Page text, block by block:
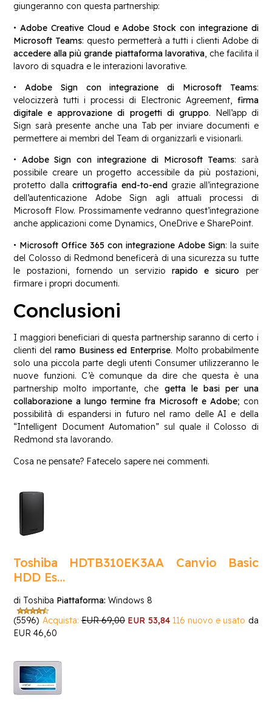
giungeranno con questa partnership:
•Adobe Creative Cloud e Adobe Stock con integrazione di
Microsoft Teams: questo permetterà a tutti i clienti Adobe di
accedere alla più grande piattaforma lavorativa, che facilita il
lavoro di squadra e le interazioni lavorative.
•Adobe Sign con integrazione di Microsoft Teams:
velocizzerà tutti i processi di Electronic Agreement, firma
digitale e approvazione di progetti di gruppo. Nell’app di
Sign sarà presente anche una Tab per inviare documenti e
permettere ai membri del Team di organizzarli e visionarli.
• Adobe Sign con integrazione di Microsoft Teams: sarà
possibile creare un progetto accessibile da più postazioni,
protetto dallacrittografia end-to-end grazie all’integrazione
dell’autenticazione Adobe Sign agli attuali processi di
Microsoft Flow. Prossimamente vedranno quest’integrazione
anche applicazioni come Dynamics, OneDrive e SharePoint.
• Microsoft Office 365 con integrazione Adobe Sign: la suite
del Colosso di Redmond beneficerà di una sicurezza su tutte
le postazioni, fornendo un serviziorapido e sicuro per
firmare i propri documenti.
Conclusioni
I maggiori beneficiari di questa partnership saranno di certo i
clienti del ramo Business ed Enterprise. Molto probabilmente
solo una piccola parte degli utenti Consumer utilizzeranno le
nuove funzioni. C’è comunque da dire che questa è una
partnership molto importante, che getta le basi per una
collaborazione a lungo termine fra Microsoft e Adobe; con
possibilità di espandersi in futuro nel ramo delle AI e della
“Intelligent Document Automation” sul quale il Colosso di
Redmond sta lavorando.
Cosa ne pensate? Fatecelo sapere nei commenti.
Toshiba HDTB310EK3AA Canvio Basic
HDD Es…
di Toshiba Piattaforma: Windows 8
(5596) Acquista:EUR 69,00 EUR 53,84 116 nuovo e usato da
EUR 46,60